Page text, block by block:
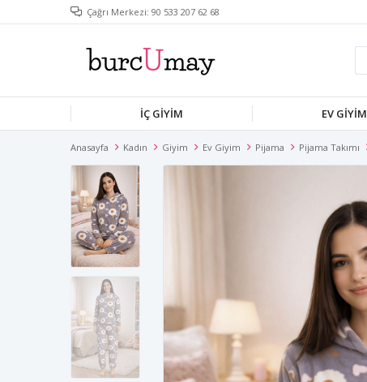
Çağrı Merkezi: 90 533 207 62 68
İÇ GIYIM EV GIYIM
Anasayfa Kadın Giyim Ev Giyim Pijama Pijama Takımı